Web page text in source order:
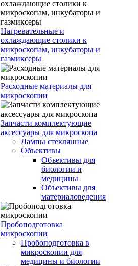
Нагревательные и
охлаждающие столики к
микроскопам, инкубаторы и
газмиксеры
Расходные материалы для
микроскопии
Запчасти комплектующие
аксессуары для микроскопа
Лампы стеклянные
Объективы
Объективы для
биологии и
медицины
Объективы для
материаловедения
Пробоподготовка
микроскопии
Пробоподготовка в
микроскопии для
медицины и биологии